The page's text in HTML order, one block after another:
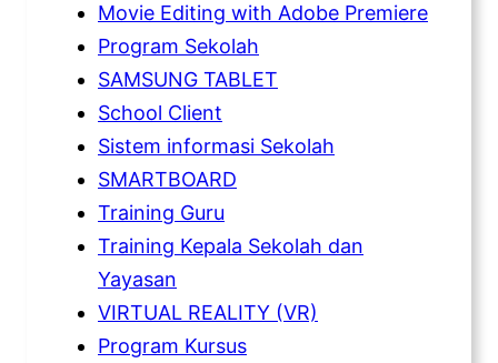
Movie Editing with Adobe Premiere
Program Sekolah
SAMSUNG TABLET
School Client
Sistem informasi Sekolah
SMARTBOARD
Training Guru
Training Kepala Sekolah dan
Yayasan
VIRTUAL REALITY (VR)
Program Kursus